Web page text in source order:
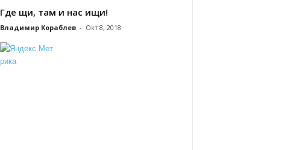
Где щи, там и нас ищи!
Владимир Кораблев - Окт 8, 2018